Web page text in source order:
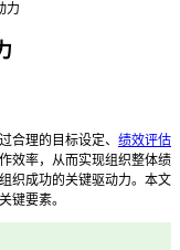
力
合理的目标设定、 绩效评估
效率，从而实现组织整体绩
织成功的关键驱动力。本文
键要素。